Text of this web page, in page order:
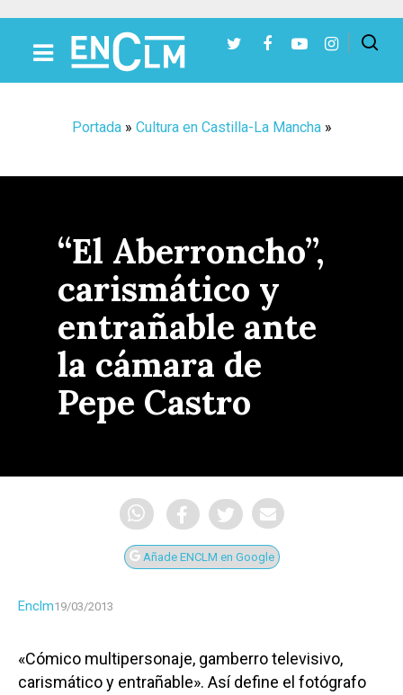
Portada» Cultura en Castilla-La Mancha»
“El Aberroncho”,
carismático y
entrañable ante
la cámara de
Pepe Castro
Añade ENCLM en Google
Enclm19/03/2013
«Cómico multipersonaje, gamberro televisivo,
carismático y entrañable». Así define el fotógrafo